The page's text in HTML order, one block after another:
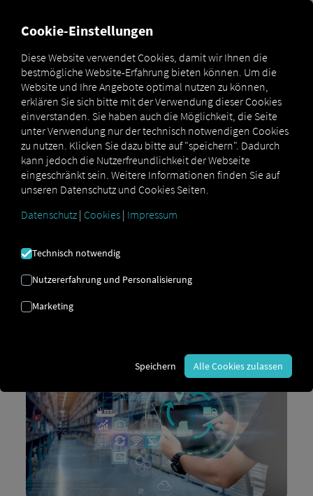
Glossar Spediteur: Definition im Logistik-Glossar
SPEDITEUR
in der Logistikbranche, der den Transport von Waren
Transportmittel zu besitzen. Der Spediteur fungiert als
Vermittler zwischen dem Versender
Hersteller oder Händler)und dem Frachtführer
(Carrier),der den eigentlichen Transport durchführt.
Ziel ist es, den gesamten Transportprozess effizient,
Cookie-Einstellungen
Diese Website verwendet Cookies, damit wir Ihnen die
bestmögliche Website-Erfahrung bieten können. Um die
Website und Ihre Angebote optimal nutzen zu können,
erklären Sie sich bitte mit der Verwendung dieser Cookies
einverstanden. Sie haben auch die Möglichkeit, die Seite
unter Verwendung nur der technisch notwendigen Cookies
zu nutzen. Klicken Sie dazu bitte auf "speichern". Dadurch
kann jedoch die Nutzerfreundlichkeit der Webseite
eingeschränkt sein. Weitere Informationen finden Sie auf
unseren Datenschutz und Cookies Seiten.
Datenschutz | Cookies | Impressum
Technisch notwendig
Nutzererfahrung und Personalisierung
Marketing
Speichern Alle Cookies zulassen